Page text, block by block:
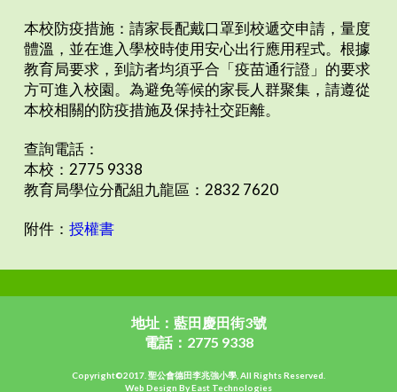
本校防疫措施：請家長配戴口罩到校遞交申請，量度
體溫，並在進入學校時使用安心出行應用程式。根據
教育局要求，到訪者均須乎合「疫苗通行證」的要求
方可進入校園。為避免等候的家長人群聚集，請遵從
本校相關的防疫措施及保持社交距離。
查詢電話：
本校：2775 9338
教育局學位分配組九龍區：2832 7620
附件： 授權書
地址：藍田慶田街3號
電話：2775 9338
Copyright©2017. 聖公會德田李兆強小學, All Rights Reserved.
Web Design By East Technologies